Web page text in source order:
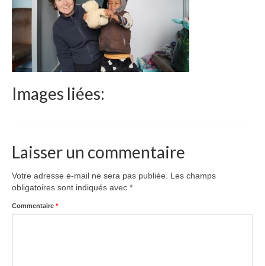
Le Népal
Documents
Parrainages
Actualités
Images liées:
Laisser un commentaire
Votre adresse e-mail ne sera pas publiée.
Les champs
obligatoires sont indiqués avec *
Commentaire *